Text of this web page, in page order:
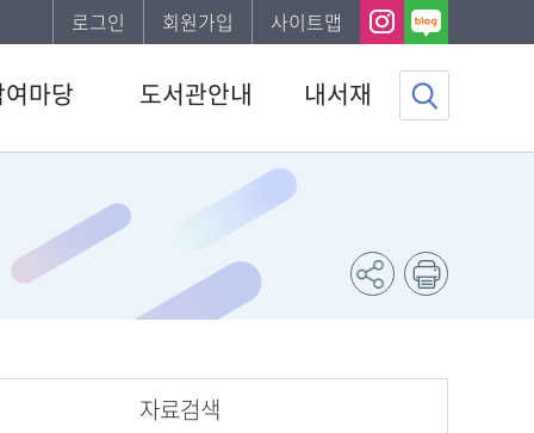
로그인 회원가입 사이트맵
마당
의
비스
도서관안내
이용안내
발간자료
내서재
기본정보
관심자료목록
나의신청정보
자료검색